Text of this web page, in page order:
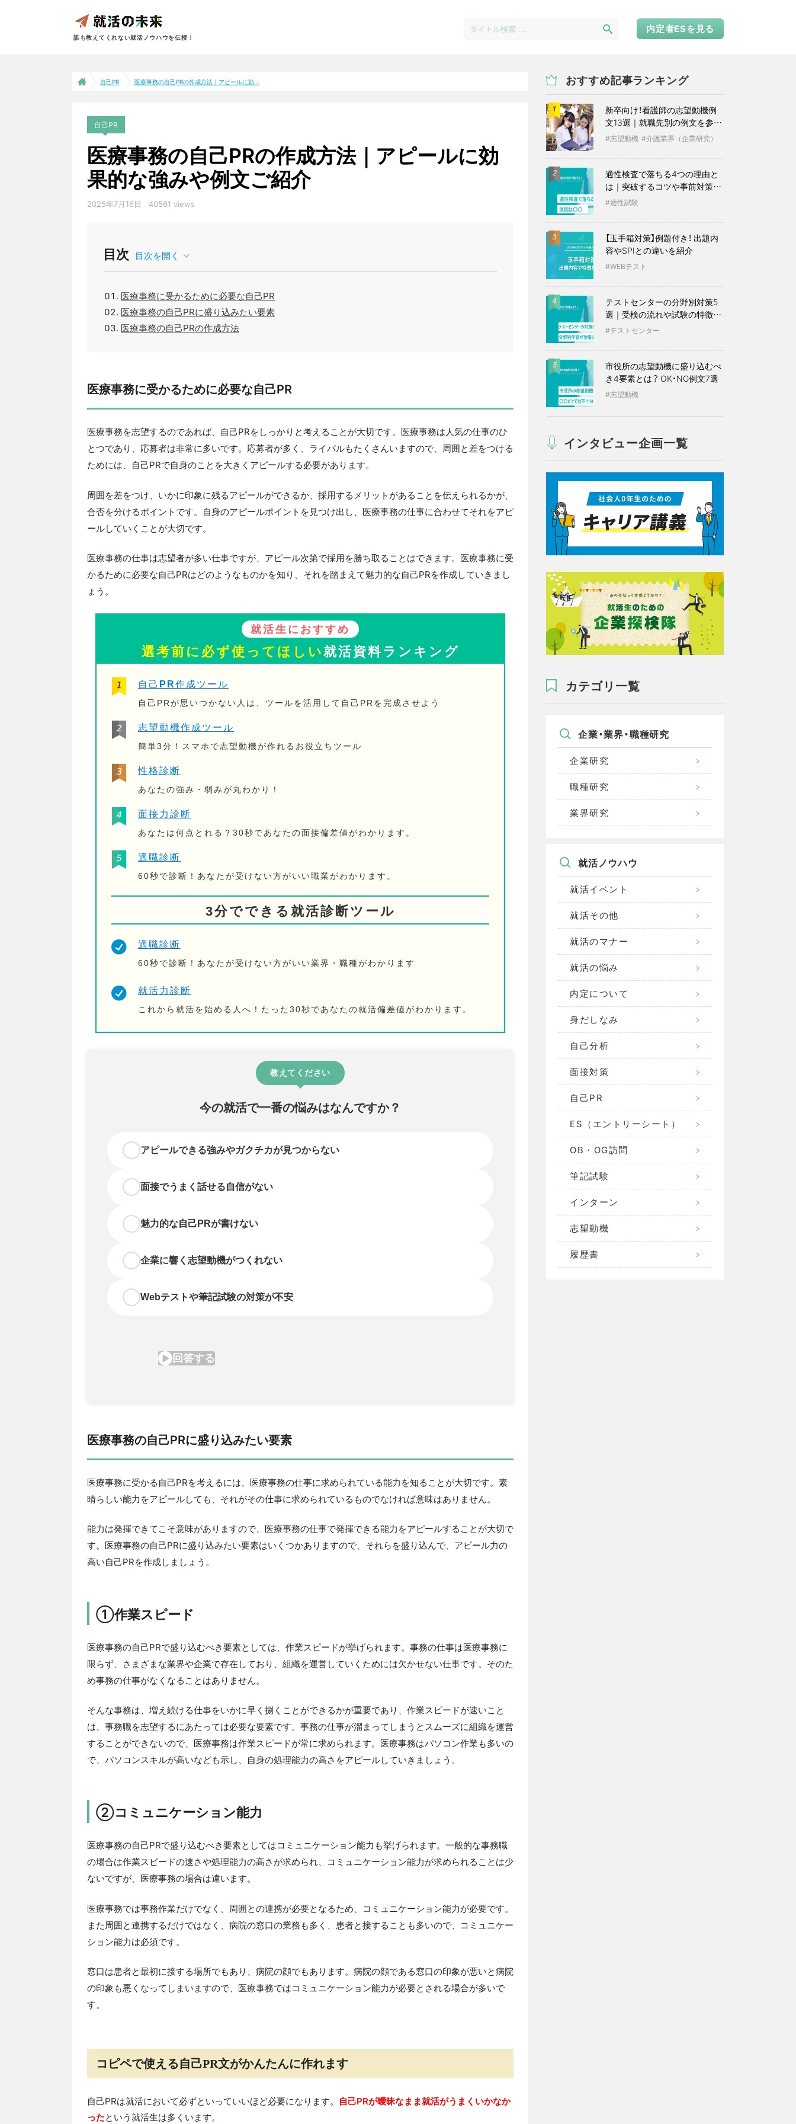
誰も教えてくれない就活ノウハウを伝授！
内定者ESを見る
自己PR 医療事務の自己PRの作成方法｜アピールに効...
自己PR
医療事務の自己PRの作成方法｜アピールに効
果的な強みや例文ご紹介
2025年7月16日 40561 views
目次 目次を開く
医療事務に受かるために必要な自己PR
医療事務の自己PRに盛り込みたい要素
医療事務の自己PRの作成方法
医療事務に受かるために必要な自己PR
医療事務を志望するのであれば、自己PRをしっかりと考えることが大切です。医療事務は人気の仕事のひ
とつであり、応募者は非常に多いです。応募者が多く、ライバルもたくさんいますので、周囲と差をつける
ためには、自己PRで自身のことを大きくアピールする必要があります。
周囲を差をつけ、いかに印象に残るアピールができるか、採用するメリットがあることを伝えられるかが、
合否を分けるポイントです。自身のアピールポイントを見つけ出し、医療事務の仕事に合わせてそれをアピ
ールしていくことが大切です。
医療事務の仕事は志望者が多い仕事ですが、アピール次第で採用を勝ち取ることはできます。医療事務に受
かるために必要な自己PRはどのようなものかを知り、それを踏まえて魅力的な自己PRを作成していきまし
ょう。
就活生におすすめ
選考前に必ず使ってほしい就活資料ランキング
自己PR作成ツール
自己PRが思いつかない人は、ツールを活用して自己PRを完成させよう
志望動機作成ツール
簡単3分！スマホで志望動機が作れるお役立ちツール
性格診断
あなたの強み・弱みが丸わかり！
面接力診断
あなたは何点とれる？30秒であなたの面接偏差値がわかります。
適職診断
60秒で診断！あなたが受けない方がいい職業がわかります。
3分でできる就活診断ツール
適職診断
60秒で診断！あなたが受けない方がいい業界・職種がわかります
就活力診断
これから就活を始める人へ！たった30秒であなたの就活偏差値がわかります。
医療事務の自己PRに盛り込みたい要素
医療事務に受かる自己PRを考えるには、医療事務の仕事に求められている能力を知ることが大切です。素
晴らしい能力をアピールしても、それがその仕事に求められているものでなければ意味はありません。
能力は発揮できてこそ意味がありますので、医療事務の仕事で発揮できる能力をアピールすることが大切で
す。医療事務の自己PRに盛り込みたい要素はいくつかありますので、それらを盛り込んで、アピール力の
高い自己PRを作成しましょう。
①作業スピード
医療事務の自己PRで盛り込むべき要素としては、作業スピードが挙げられます。事務の仕事は医療事務に
限らず、さまざまな業界や企業で存在しており、組織を運営していくためには欠かせない仕事です。そのた
め事務の仕事がなくなることはありません。
そんな事務は、増え続ける仕事をいかに早く捌くことができるかが重要であり、作業スピードが速いこと
は、事務職を志望するにあたっては必要な要素です。事務の仕事が溜まってしまうとスムーズに組織を運営
することができないので、医療事務は作業スピードが常に求められます。医療事務はパソコン作業も多いの
で、パソコンスキルが高いなども示し、自身の処理能力の高さをアピールしていきましょう。
②コミュニケーション能力
医療事務の自己PRで盛り込むべき要素としてはコミュニケーション能力も挙げられます。一般的な事務職
の場合は作業スピードの速さや処理能力の高さが求められ、コミュニケーション能力が求められることは少
ないですが、医療事務の場合は違います。
医療事務では事務作業だけでなく、周囲との連携が必要となるため、コミュニケーション能力が必要です。
また周囲と連携するだけではなく、病院の窓口の業務も多く、患者と接することも多いので、コミュニケー
ション能力は必須です。
窓口は患者と最初に接する場所でもあり、病院の顔でもあります。病院の顔である窓口の印象が悪いと病院
の印象も悪くなってしまいますので、医療事務ではコミュニケーション能力が必要とされる場合が多いで
す。
コピペで使える自己PR文がかんたんに作れます
自己PRは就活において必ずといっていいほど必要になります。
自己PRが曖昧なまま就活がうまくいかなか
ったという就活生は多くいます。
おすすめ記事ランキング
1
新卒向け！看護師の志望動機例
文13選｜就職先別の例文を参考
に志望動機 介護業界（企業研究）
2
適性検査で落ちる4つの理由と
は｜突破するコツや事前対策も
紹介
適性試験
3
【玉手箱対策】例題付き！ 出題内
容やSPIとの違いを紹介
WEBテスト
4
テストセンターの分野別対策5
選｜受検の流れや試験の特徴も
紹介
テストセンター
5
市役所の志望動機に盛り込むべ
き4要素とは？ OK・NG例文7選
志望動機
インタビュー企画一覧
カテゴリ一覧
企業・業界・職種研究
企業研究
職種研究
業界研究
就活ノウハウ
就活イベント
就活その他
就活のマナー
就活の悩み
内定について
身だしなみ
自己分析
面接対策
自己PR
ES（エントリーシート）
OB・OG訪問
筆記試験
インターン
志望動機
履歴書